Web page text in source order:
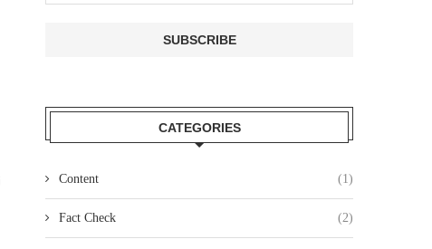
CATEGORIES
Content (1)
Fact Check (2)